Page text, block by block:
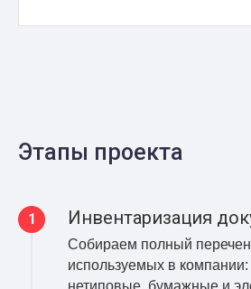
Этапы проекта
Инвентаризация
Собираем полный
используемых в
нетиповые, бумажные и